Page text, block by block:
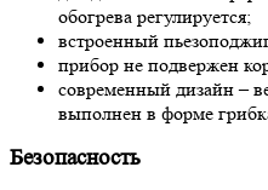
обогрева регулируется;
встроенный
прибор не подвержен
современный дизайн –
выполнен в форме
Безопасность